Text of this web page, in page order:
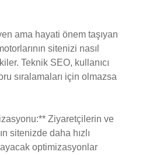
ama hayati önem taşıyan
sitenizi nasıl
Teknik SEO, kullanıcı
sıralamaları için olmazsa
Ziyaretçilerin ve
sitenizde daha hızlı
optimizasyonlar